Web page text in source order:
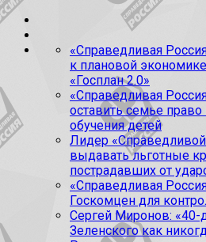
«Справедливая
к плановой
«Госплан 2.0»
«Справедливая
оставить семье
обучения детей
Лидер
выдавать льготные
пострадавших от
«Справедливая
Госкомцен для
Сергей Миронов:
Зеленского как